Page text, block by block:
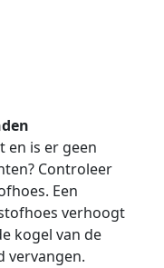
en is er geen
Controleer
Een
verhoogt
kogel van de
vervangen.